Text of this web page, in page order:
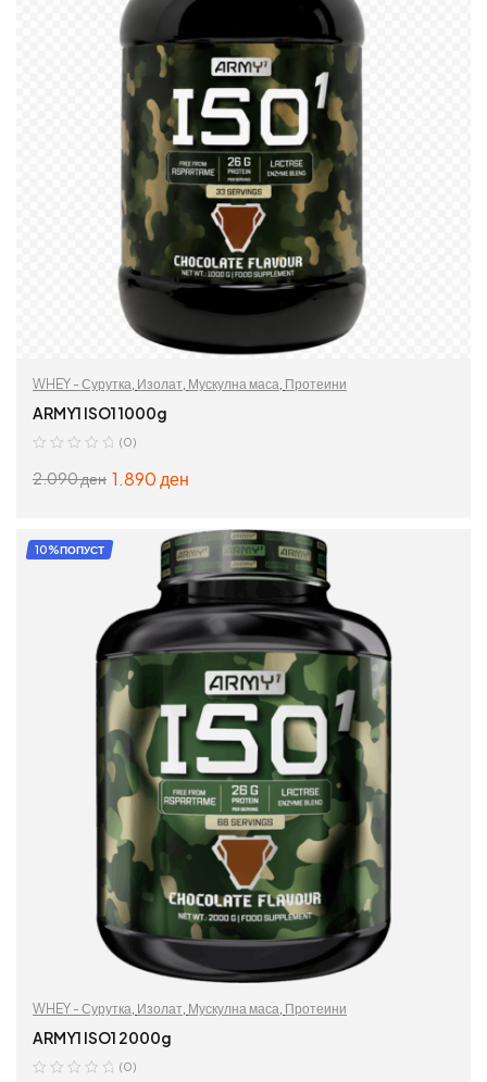
WHEY - Сурутка Изолат Мускулна маса Протеини
ARMY1 ISO1 1000g
(0)
2.090ден 1.890 ден
ИЗБЕРИ ОПЦИИ
10%ПОПУСТ
WHEY - Сурутка Изолат Мускулна маса Протеини
ARMY1 ISO1 2000g
(0)